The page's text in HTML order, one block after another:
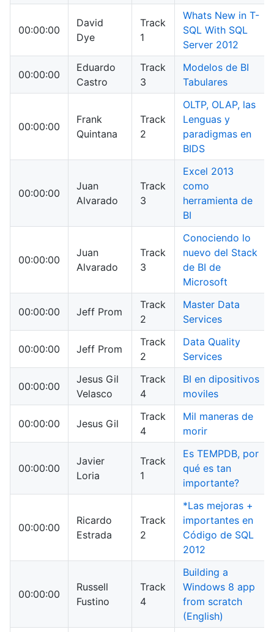
00:00:00
David
Dye
Track
1
Whats New in T-
SQL With SQL
Server 2012
00:00:00
Eduardo
Castro
Track
3
Modelos de BI
Tabulares
00:00:00
Frank
Quintana
Track
2
OLTP, OLAP, las
Lenguas y
paradigmas en
BIDS
00:00:00
Juan
Alvarado
Track
3
Excel 2013
como
herramienta de
BI
00:00:00
Juan
Alvarado
Track
3
Conociendo lo
nuevo del Stack
de BI de
Microsoft
00:00:00 Jeff Prom
Track
2
Master Data
Services
00:00:00 Jeff Prom
Track
2
Data Quality
Services
00:00:00
Jesus Gil
Velasco
Track
4
BI en dipositivos
moviles
00:00:00 Jesus Gil
Track
4
Mil maneras de
morir
00:00:00
Javier
Loria
Track
1
Es TEMPDB, por
qué es tan
importante?
00:00:00
Ricardo
Estrada
Track
2
*Las mejoras +
importantes en
Código de SQL
2012
00:00:00
Russell
Fustino
Track
4
Building a
Windows 8 app
from scratch
(English)